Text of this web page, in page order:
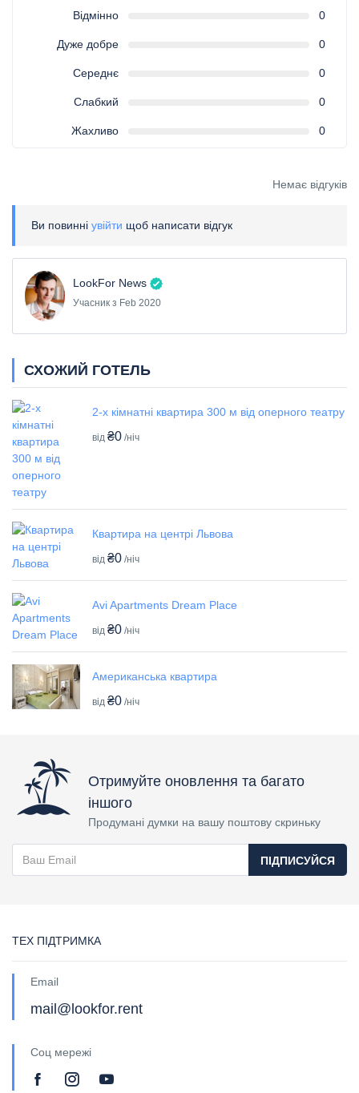
Відмінно 0
Дуже добре 0
Середнє 0
Слабкий 0
Жахливо 0
Немає відгуків
Ви повинні увійти щоб написати відгук
LookFor News
Учасник з Feb 2020
СХОЖИЙ ГОТЕЛЬ
2-х кімнатні квартира 300 м від оперного театру
від ₴0 /ніч
Квартира на центрі Львова
від ₴0 /ніч
Avi Apartments Dream Place
від ₴0 /ніч
Американська квартира
від ₴0 /ніч
Отримуйте оновлення та багато
іншого
Продумані думки на вашу поштову скриньку
ПІДПИСУЙСЯ
ТЕХ ПІДТРИМКА
Email
mail@lookfor.rent
Соц мережі